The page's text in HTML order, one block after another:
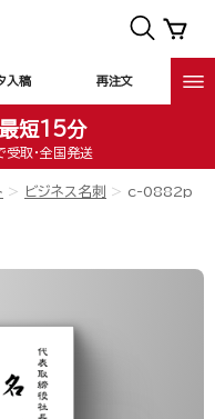
入稿 再注文
最短15分
受取・全国発送
ビジネス名刺 c-0882p